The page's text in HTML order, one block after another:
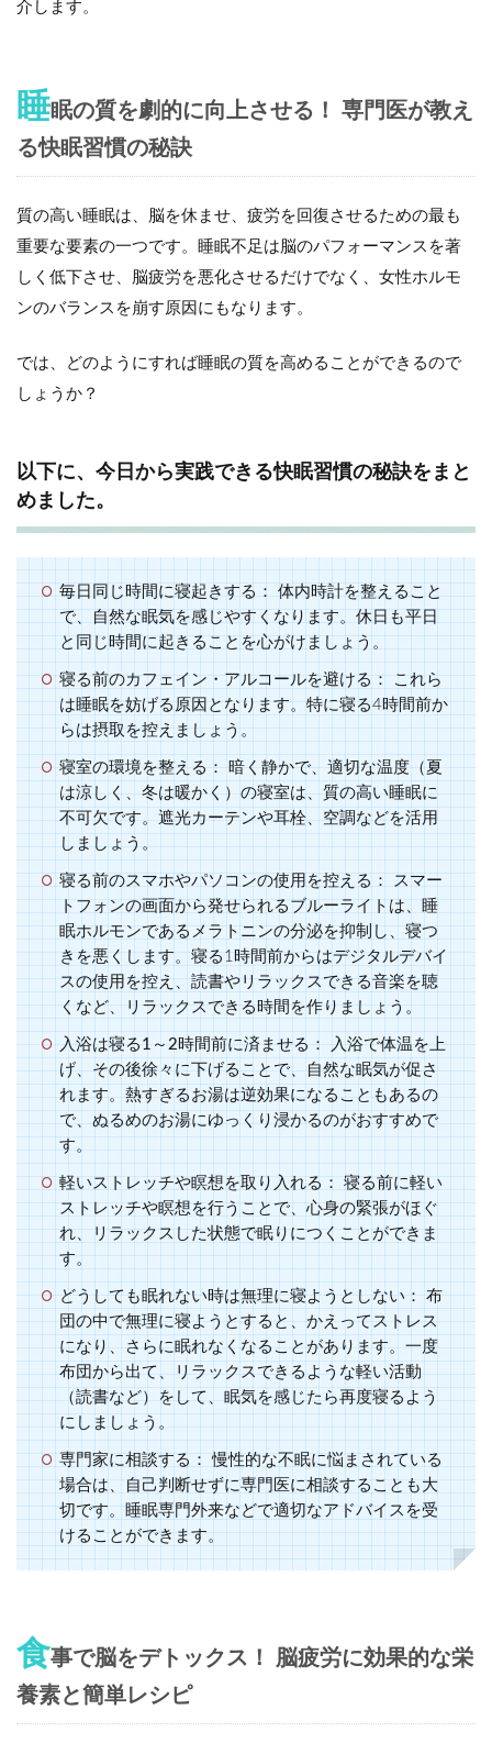
介します。
睡眠の質を劇的に向上させる！ 専門医が教え
る快眠習慣の秘訣
質の高い睡眠は、脳を休ませ、疲労を回復させるための最も
重要な要素の一つです。睡眠不足は脳のパフォーマンスを著
しく低下させ、脳疲労を悪化させるだけでなく、女性ホルモ
ンのバランスを崩す原因にもなります。
では、どのようにすれば睡眠の質を高めることができるので
しょうか？
以下に、今日から実践できる快眠習慣の秘訣をまと
めました。
毎日同じ時間に寝起きする：体内時計を整えること
で、自然な眠気を感じやすくなります。休日も平日
と同じ時間に起きることを心がけましょう。
寝る前のカフェイン・アルコールを避ける：これら
は睡眠を妨げる原因となります。特に寝る4時間前か
らは摂取を控えましょう。
寝室の環境を整える：暗く静かで、適切な温度（夏
は涼しく、冬は暖かく）の寝室は、質の高い睡眠に
不可欠です。遮光カーテンや耳栓、空調などを活用
しましょう。
寝る前のスマホやパソコンの使用を控える：
スマー
トフォンの画面から発せられるブルーライトは、睡
眠ホルモンであるメラトニンの分泌を抑制し、寝つ
きを悪くします。寝る1時間前からはデジタルデバイ
スの使用を控え、読書やリラックスできる音楽を聴
くなど、リラックスできる時間を作りましょう。
入浴は寝る1～2時間前に済ませる：入浴で体温を上
げ、その後徐々に下げることで、自然な眠気が促さ
れます。熱すぎるお湯は逆効果になることもあるの
で、ぬるめのお湯にゆっくり浸かるのがおすすめで
す。
軽いストレッチや瞑想を取り入れる：
寝る前に軽い
ストレッチや瞑想を行うことで、心身の緊張がほぐ
れ、リラックスした状態で眠りにつくことができま
す。
どうしても眠れない時は無理に寝ようとしない：布
団の中で無理に寝ようとすると、かえってストレス
になり、さらに眠れなくなることがあります。一度
布団から出て、リラックスできるような軽い活動
（読書など）をして、眠気を感じたら再度寝るよう
にしましょう。
専門家に相談する： 慢性的な不眠に悩まされている
場合は、自己判断せずに専門医に相談することも大
切です。睡眠専門外来などで適切なアドバイスを受
けることができます。
食事で脳をデトックス！ 脳疲労に効果的な栄
養素と簡単レシピ